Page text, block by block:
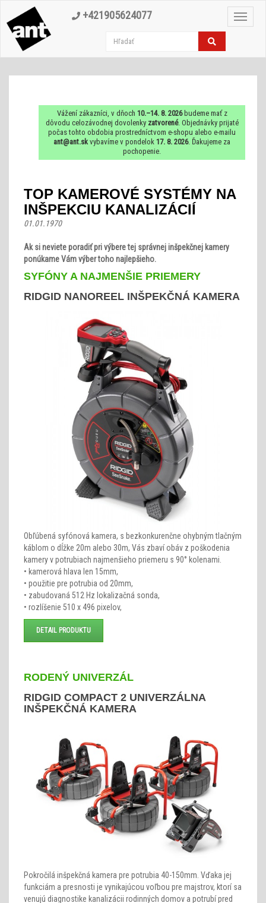
Toggle
+421905624077
Vážení zákazníci, v dňoch 10.–14. 8. 2026budeme mať z
dôvodu celozávodnej dovolenkyzatvorené. Objednávky prijaté
počas tohto obdobia prostredníctvom e-shopu alebo e-mailu
ant@ant.skvybavíme v pondelok 17. 8. 2026. Ďakujeme za
pochopenie.
TOP KAMEROVÉ SYSTÉMY NA
INŠPEKCIU KANALIZÁCIÍ
01.01.1970
Ak si neviete poradiť pri výbere tej správnej inšpekčnej kamery
ponúkame Vám výber toho najlepšieho.
SYFÓNY A NAJMENŠIE PRIEMERY
RIDGID NANOREEL INŠPEKČNÁ KAMERA
Obľúbená syfónová kamera, s bezkonkurenčne ohybným tlačným
káblom o dĺžke 20m alebo 30m, Vás zbaví obáv z poškodenia
kamery v potrubiach najmenšieho priemeru s 90° kolenami.
• kamerová hlava len 15mm,
• použitie pre potrubia od 20mm,
• zabudovaná 512 Hz lokalizačná sonda,
• rozlíšenie 510 x 496 pixelov,
DETAIL PRODUKTU
RODENÝ UNIVERZÁL
RIDGID COMPACT 2 UNIVERZÁLNA
INŠPEKČNÁ KAMERA
Pokročilá inšpekčná kamera pre potrubia 40-150mm. Vďaka jej
funkciám a presnosti je vynikajúcou voľbou pre majstrov, ktorí sa
venujú diagnostike kanalizácii rodinných domov a potrubí pred